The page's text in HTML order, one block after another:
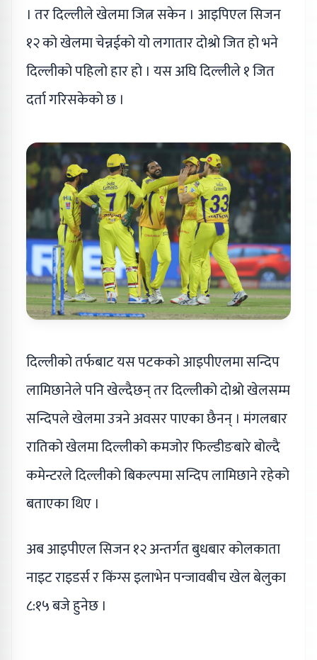
। तर दिल्लीले खेलमा जित्न सकेन । आइपिएल सिजन
१२ को खेलमा चेन्नईको यो लगातार दोश्रो जित हो भने
दिल्लीको पहिलो हार हो । यस अघि दिल्लीले १ जित
दर्ता गरिसकेको छ ।
दिल्लीको तर्फबाट यस पटकको आइपीएलमा सन्दिप
लामिछानेले पनि खेल्दैछन् तर दिल्लीको दोश्रो खेलसम्म
सन्दिपले खेलमा उत्रने अवसर पाएका छैनन् । मंगलबार
रातिको खेलमा दिल्लीको कमजोर फिल्डीङबारे बोल्दै
कमेन्टरले दिल्लीको बिकल्पमा सन्दिप लामिछाने रहेको
बताएका थिए ।
अब आइपीएल सिजन १२ अन्तर्गत बुधबार कोलकाता
नाइट राइडर्स र किंग्स इलाभेन पन्जावबीच खेल बेलुका
८:१५ बजे हुनेछ ।